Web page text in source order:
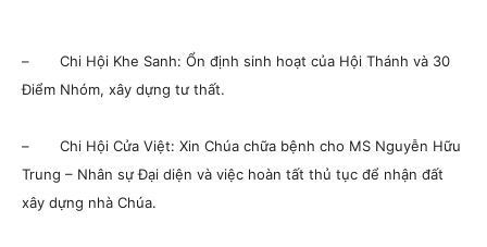
– Chi Hội Khe Sanh: Ổn định sinh hoạt của Hội Thánh và 30
Điểm Nhóm, xây dựng tư thất.
– Chi Hội Cửa Việt: Xin Chúa chữa bệnh cho MS Nguyễn Hữu
Trung – Nhân sự Đại diện và việc hoàn tất thủ tục để nhận đất
xây dựng nhà Chúa.